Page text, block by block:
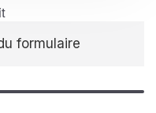
formulaire